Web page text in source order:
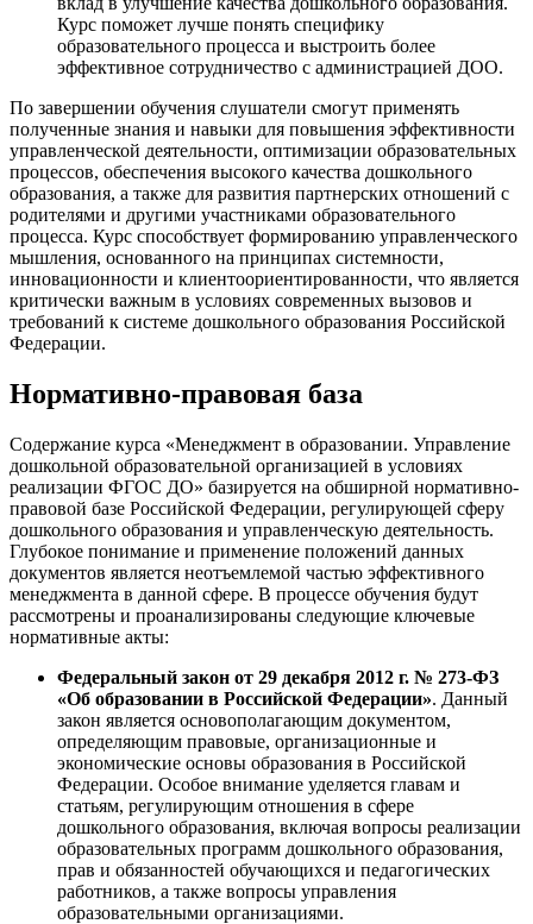
Курс поможет лучше понять специфику
образовательного процесса и выстроить более
эффективное сотрудничество с администрацией ДОО.
По завершении обучения слушатели смогут применять
полученные знания и навыки для повышения эффективности
управленческой деятельности, оптимизации образовательных
процессов, обеспечения высокого качества дошкольного
образования, а также для развития партнерских отношений с
родителями и другими участниками образовательного
процесса. Курс способствует формированию управленческого
мышления, основанного на принципах системности,
инновационности и клиентоориентированности, что является
критически важным в условиях современных вызовов и
требований к системе дошкольного образования Российской
Федерации.
Нормативно-правовая база
Содержание курса «Менеджмент в образовании. Управление
дошкольной образовательной организацией в условиях
реализации ФГОС ДО» базируется на обширной нормативно-
правовой базе Российской Федерации, регулирующей сферу
дошкольного образования и управленческую деятельность.
Глубокое понимание и применение положений данных
документов является неотъемлемой частью эффективного
менеджмента в данной сфере. В процессе обучения будут
рассмотрены и проанализированы следующие ключевые
нормативные акты:
Федеральный закон от 29 декабря 2012 г. № 273-ФЗ
«Об образовании в Российской Федерации». Данный
закон является основополагающим документом,
определяющим правовые, организационные и
экономические основы образования в Российской
Федерации. Особое внимание уделяется главам и
статьям, регулирующим отношения в сфере
дошкольного образования, включая вопросы реализации
образовательных программ дошкольного образования,
прав и обязанностей обучающихся и педагогических
работников, а также вопросы управления
образовательными организациями.